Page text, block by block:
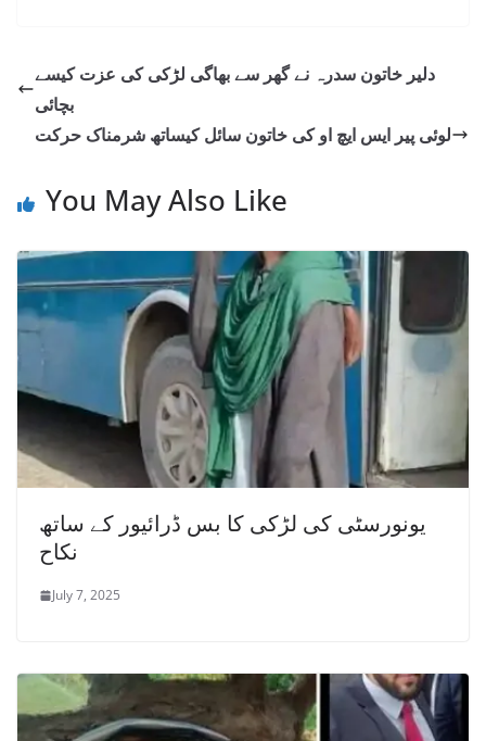
دلیر خاتون سدرہ نے گھر سے بھاگی لڑکی کی عزت کیسے
بچائی
لوئی پیر ایس ایچ او کی خاتون سائل کیساتھ شرمناک حرکت
You May Also Like
یونورسٹی کی لڑکی کا بس ڈرائیور کے ساتھ
نکاح
July 7, 2025